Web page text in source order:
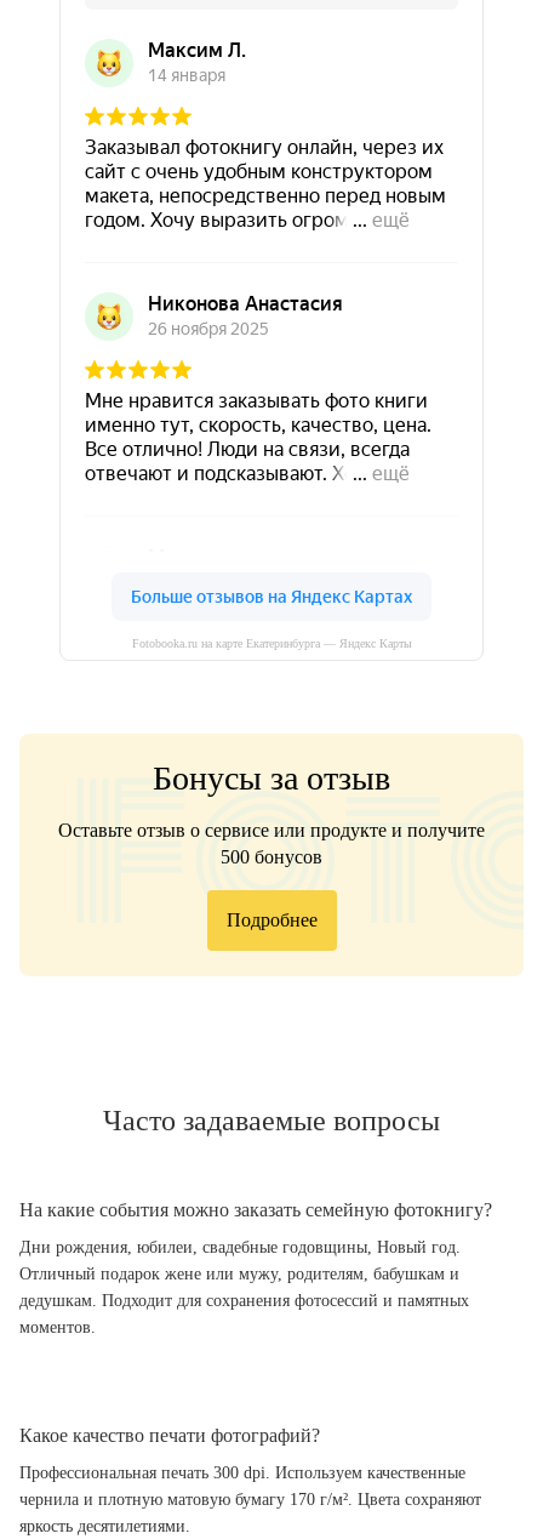
Fotobooka.ru на карте Екатеринбурга — Яндекс Карты
Бонусы за отзыв
Оставьте отзыв о сервисе или продукте и получите
500 бонусов
Подробнее
Часто задаваемые вопросы
На какие события можно заказать семейную фотокнигу?
Дни рождения, юбилеи, свадебные годовщины, Новый год.
Отличный подарок жене или мужу, родителям, бабушкам и
дедушкам. Подходит для сохранения фотосессий и памятных
моментов.
Какое качество печати фотографий?
Профессиональная печать 300 dpi. Используем качественные
чернила и плотную матовую бумагу 170 г/м². Цвета сохраняют
яркость десятилетиями.